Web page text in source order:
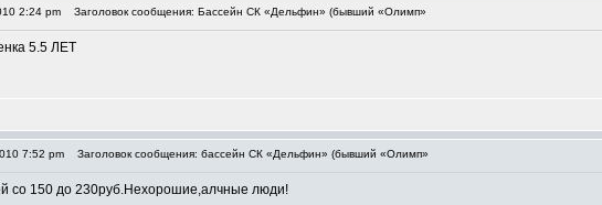
2:24 pm Заголовок сообщения: Бассейн СК «Дельфин» (бывший «Олимп»
5.5 ЛЕТ
7:52 pm Заголовок сообщения: бассейн СК «Дельфин» (бывший «Олимп»
со 150 до 230руб.Нехорошие,алчные люди!